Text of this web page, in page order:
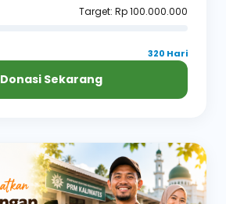
Target: Rp 100.000.000
320 Hari
Donasi Sekarang